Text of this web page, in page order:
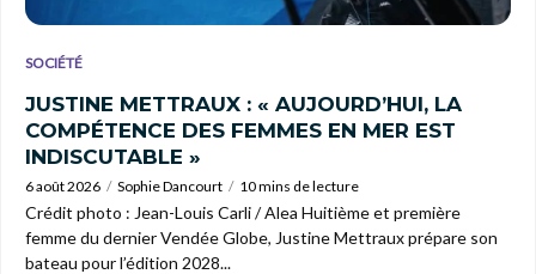
SOCIÉTÉ
JUSTINE METTRAUX : « AUJOURD’HUI, LA
COMPÉTENCE DES FEMMES EN MER EST
INDISCUTABLE »
6 août 2026 Sophie Dancourt 10 mins de lecture
Crédit photo : Jean-Louis Carli / Alea Huitième et première
femme du dernier Vendée Globe, Justine Mettraux prépare son
bateau pour l’édition 2028...